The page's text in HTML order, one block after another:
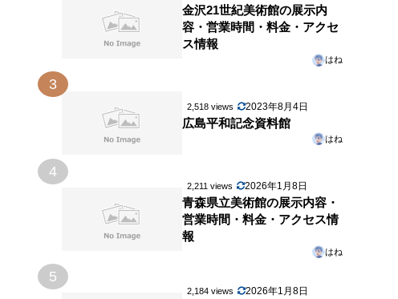
金沢21世紀美術館の展示内
容・営業時間・料金・アクセ
ス情報
はね
3
2,518 views 2023年8月4日
広島平和記念資料館
はね
4
2,211 views 2026年1月8日
青森県立美術館の展示内容・
営業時間・料金・アクセス情
報
はね
5
2,184 views 2026年1月8日